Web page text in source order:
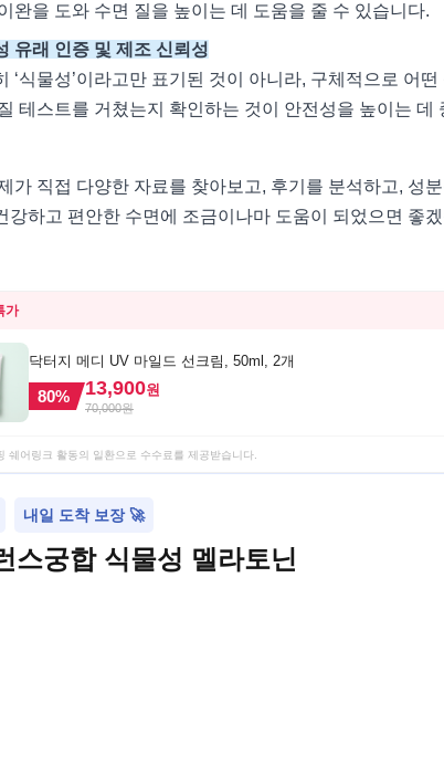
완을 도와 수면 질을 높이는 데 도움을 줄 수 있습니다.
유래 인증 및 제조 신뢰성
‘식물성’이라고만 표기된 것이 아니라, 구체적으로 어
테스트를 거쳤는지 확인하는 것이 안전성을 높이는 데
가 직접 다양한 자료를 찾아보고, 후기를 분석하고, 성
강하고 편안한 수면에 조금이나마 도움이 되었으면 좋
가
닥터지 메디 UV 마일드 선크림, 50ml, 2개
80% 13,900원
70,000원
쉐어링크 활동의 일환으로 수수료를 제공받습니다.
내일 도착 보장 🚀
스궁합 식물성 멜라토닌